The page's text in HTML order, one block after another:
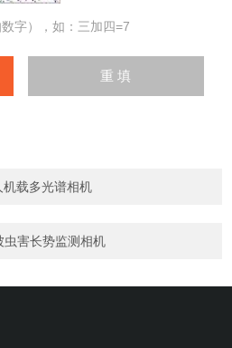
字），如：三加四=7
载多光谱相机
虫害长势监测相机